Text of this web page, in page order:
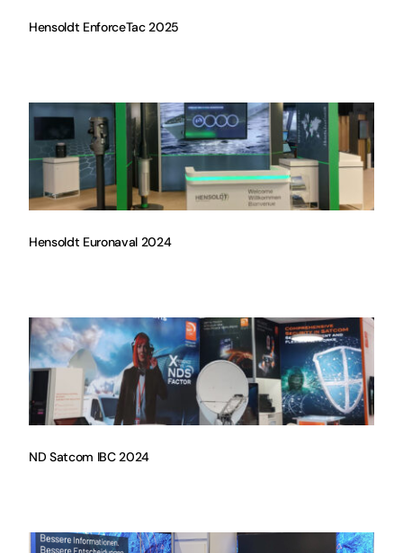
Hensoldt EnforceTac 2025
Hensoldt Euronaval 2024
ND Satcom IBC 2024